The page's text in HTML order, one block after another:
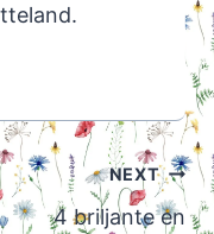
NEXT
4 briljante en